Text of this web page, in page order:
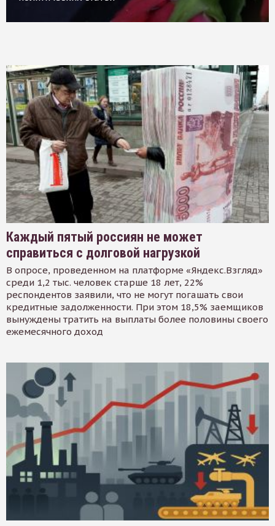
Каждый пятый россиян не может
справиться с долговой нагрузкой
В опросе, проведенном на платформе «Яндекс.Взгляд»
среди 1,2 тыс. человек старше 18 лет, 22%
респондентов заявили, что не могут погашать свои
кредитные задолженности. При этом 18,5% заемщиков
вынуждены тратить на выплаты более половины своего
ежемесячного доход